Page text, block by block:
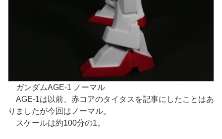
ガンダムAGE-1 ノーマル
AGE-1は以前、赤コアのタイタスを記事にしたことはあ
りましたが今回はノーマル。
スケールは約100分の1。